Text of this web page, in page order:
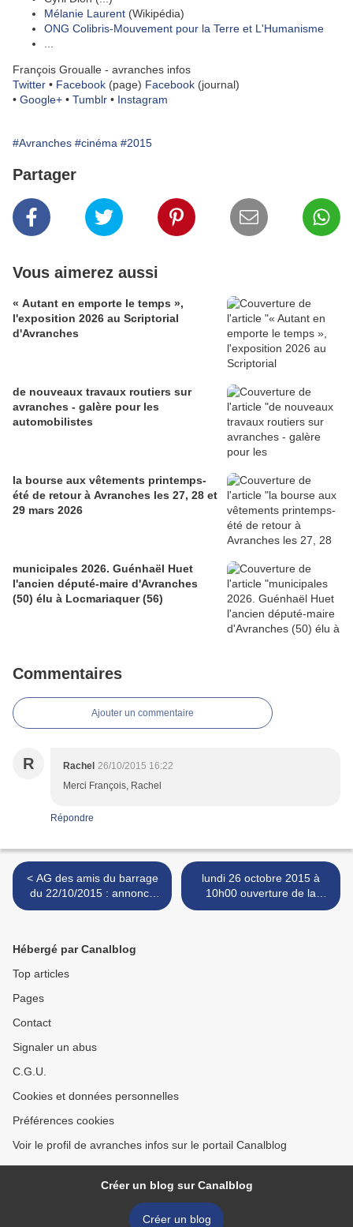
Mélanie Laurent (Wikipédia)
ONG Colibris-Mouvement pour la Terre et L'Humanisme
François Groualle - avranches infos
Twitter • Facebook (page) Facebook (journal)
• Google+ • Tumblr • Instagram
#Avranches #cinéma #2015
Partager
Vous aimerez aussi
« Autant en emporte le temps »,
l'exposition 2026 au Scriptorial
d'Avranches
de nouveaux travaux routiers sur
avranches - galère pour les
automobilistes
la bourse aux vêtements printemps-
été de retour à Avranches les 27, 28 et
29 mars 2026
municipales 2026. Guénhaël Huet
l'ancien député-maire d'Avranches
(50) élu à Locmariaquer (56)
Commentaires
Ajouter un commentaire
R Rachel 26/10/2015 16:22
Merci François, Rachel
Répondre
< AG des amis du barrage
du 22/10/2015 : annonce
d'un repreneur potentiel
lundi 26 octobre 2015 à
10h00 ouverture de la
rocade de Sartilly - RD 973
Hébergé par Canalblog
Top articles
Pages
Contact
Signaler un abus
C.G.U.
Cookies et données personnelles
Préférences cookies
Voir le profil de avranches infos sur le portail Canalblog
Créer un blog sur Canalblog
Créer un blog